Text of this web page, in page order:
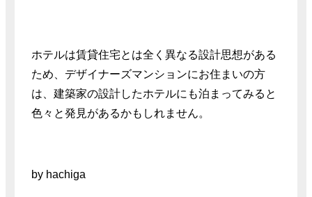
ホテルは賃貸住宅とは全く異なる設計思想がある
ため、デザイナーズマンションにお住まいの方
は、建築家の設計したホテルにも泊まってみると
色々と発見があるかもしれません。
by hachiga